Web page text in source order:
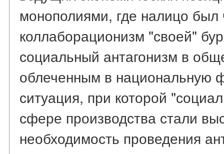
монополиями, где налицо
коллаборационизм "своей"
социальный антагонизм в
облеченным в национальную
ситуация, при которой
сфере производства стали
необходимость проведения